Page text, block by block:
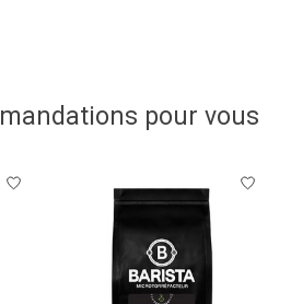
pour vous
produits